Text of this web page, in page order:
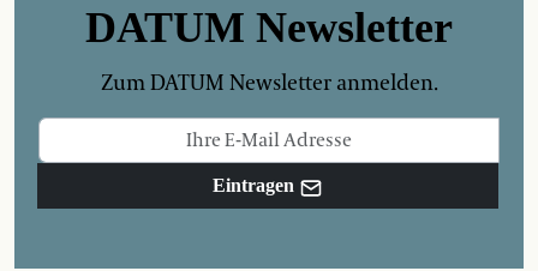
DATUM Newsletter
Zum DATUM Newsletter anmelden.
Eintragen